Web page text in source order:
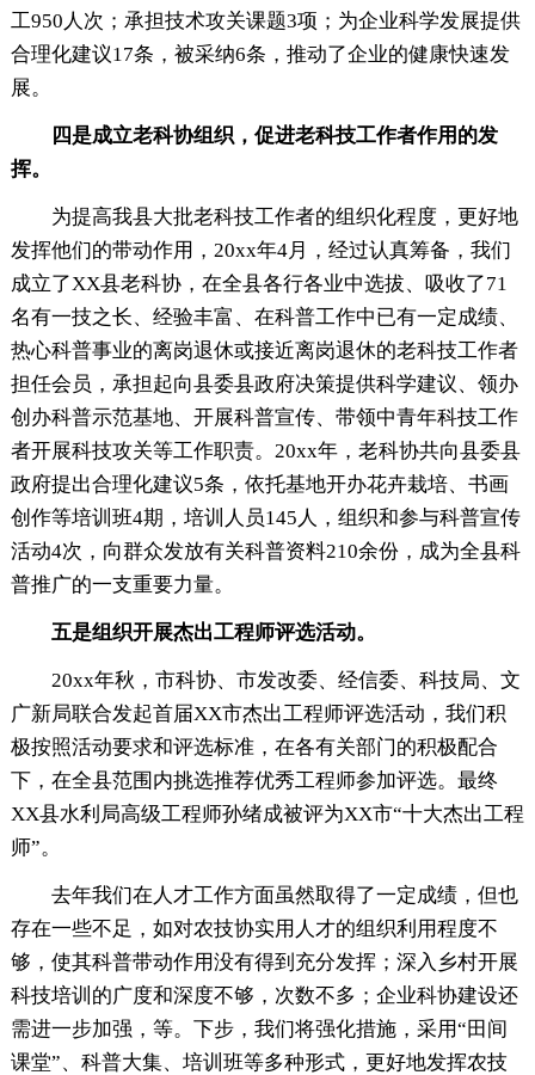
工950人次；承担技术攻关课题3项；为企业科学发展提供
合理化建议17条，被采纳6条，推动了企业的健康快速发
展。
四是成立老科协组织，促进老科技工作者作用的发
挥。
为提高我县大批老科技工作者的组织化程度，更好地
发挥他们的带动作用，20xx年4月，经过认真筹备，我们
成立了XX县老科协，在全县各行各业中选拔、吸收了71
名有一技之长、经验丰富、在科普工作中已有一定成绩、
热心科普事业的离岗退休或接近离岗退休的老科技工作者
担任会员，承担起向县委县政府决策提供科学建议、领办
创办科普示范基地、开展科普宣传、带领中青年科技工作
者开展科技攻关等工作职责。20xx年，老科协共向县委县
政府提出合理化建议5条，依托基地开办花卉栽培、书画
创作等培训班4期，培训人员145人，组织和参与科普宣传
活动4次，向群众发放有关科普资料210余份，成为全县科
普推广的一支重要力量。
五是组织开展杰出工程师评选活动。
20xx年秋，市科协、市发改委、经信委、科技局、文
广新局联合发起首届XX市杰出工程师评选活动，我们积
极按照活动要求和评选标准，在各有关部门的积极配合
下，在全县范围内挑选推荐优秀工程师参加评选。最终
XX县水利局高级工程师孙绪成被评为XX市“十大杰出工程
师”。
去年我们在人才工作方面虽然取得了一定成绩，但也
存在一些不足，如对农技协实用人才的组织利用程度不
够，使其科普带动作用没有得到充分发挥；深入乡村开展
科技培训的广度和深度不够，次数不多；企业科协建设还
需进一步加强，等。下步，我们将强化措施，采用“田间
课堂”、科普大集、培训班等多种形式，更好地发挥农技